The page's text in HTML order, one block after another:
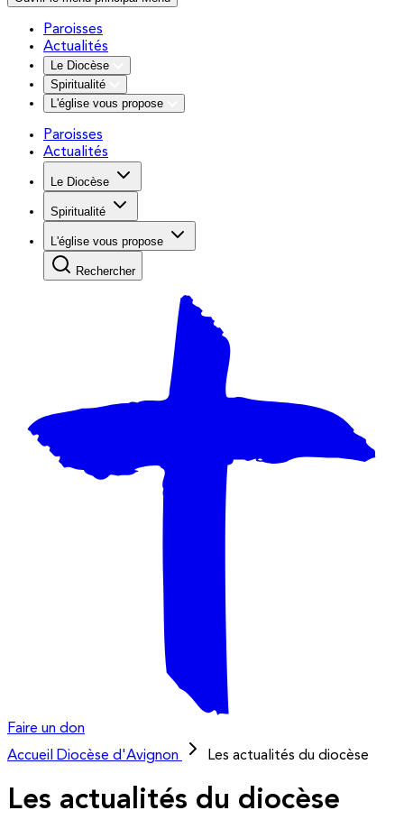
Paroisses
Actualités
Le Diocèse
Spiritualité
L'église vous propose
Paroisses
Actualités
Le Diocèse
Spiritualité
L'église vous propose
Rechercher
Faire un don
Accueil
Diocèse d'Avignon Les actualités du diocèse
Les actualités du diocèse